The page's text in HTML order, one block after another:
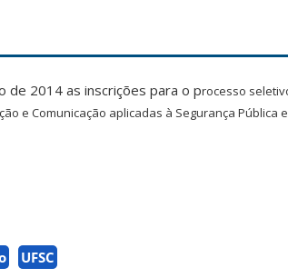
2014 as inscrições para o processo
e Comunicação aplicadas à Segurança Pública
UFSC